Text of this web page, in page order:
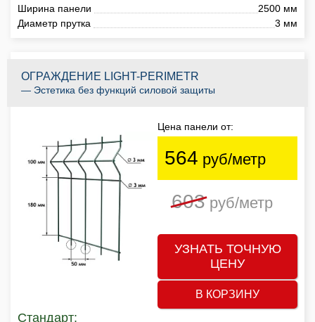
Ширина панели
2500 мм
Диаметр прутка
3 мм
ОГРАЖДЕНИЕ LIGHT-PERIMETR
— Эстетика без функций силовой защиты
Цена панели от:
564 руб/метр
603руб/метр
УЗНАТЬ ТОЧНУЮ
ЦЕНУ
В КОРЗИНУ
Стандарт: